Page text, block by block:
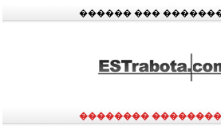
������ ���
�������� ��������